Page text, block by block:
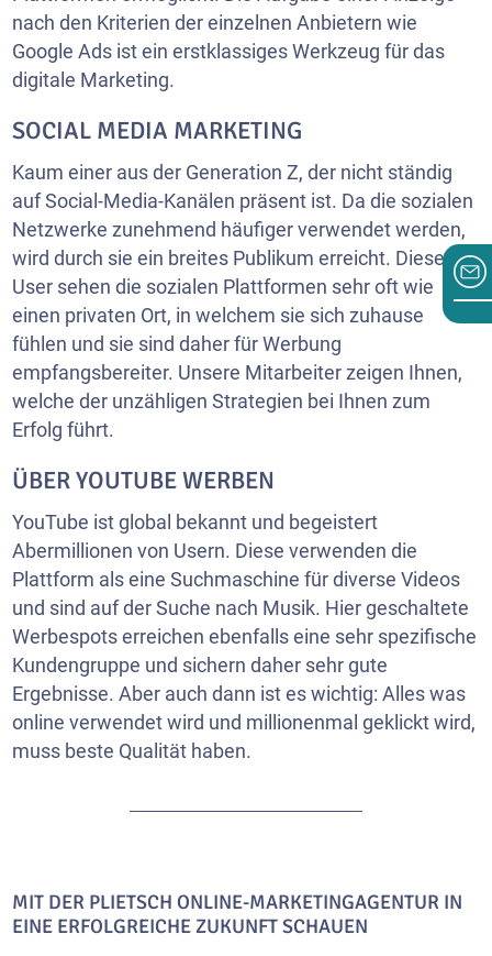
nach den Kriterien der einzelnen Anbietern wie
Google Ads ist ein erstklassiges Werkzeug für das
digitale Marketing.
SOCIAL MEDIA MARKETING
Kaum einer aus der Generation Z, der nicht ständig
auf Social-Media-Kanälen präsent ist. Da die sozialen
Netzwerke zunehmend häufiger verwendet werden,
wird durch sie ein breites Publikum erreicht. Diese
User sehen die sozialen Plattformen sehr oft wie
einen privaten Ort, in welchem sie sich zuhause
fühlen und sie sind daher für Werbung
empfangsbereiter. Unsere Mitarbeiter zeigen Ihnen,
welche der unzähligen Strategien bei Ihnen zum
Erfolg führt.
ÜBER YOUTUBE WERBEN
YouTube ist global bekannt und begeistert
Abermillionen von Usern. Diese verwenden die
Plattform als eine Suchmaschine für diverse Videos
und sind auf der Suche nach Musik. Hier geschaltete
Werbespots erreichen ebenfalls eine sehr spezifische
Kundengruppe und sichern daher sehr gute
Ergebnisse. Aber auch dann ist es wichtig: Alles was
online verwendet wird und millionenmal geklickt wird,
muss beste Qualität haben.
MIT DER PLIETSCH ONLINE-MARKETINGAGENTUR IN
EINE ERFOLGREICHE ZUKUNFT SCHAUEN